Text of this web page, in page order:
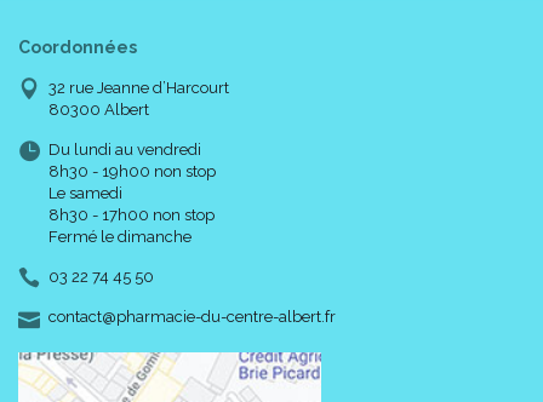
Coordonnées
32 rue Jeanne d’Harcourt
80300 Albert
Du lundi au vendredi
8h30 - 19h00 non stop
Le samedi
8h30 - 17h00 non stop
Fermé le dimanche
03 22 74 45 50
contact-
@-
pharmacie-du-centre-albert.fr